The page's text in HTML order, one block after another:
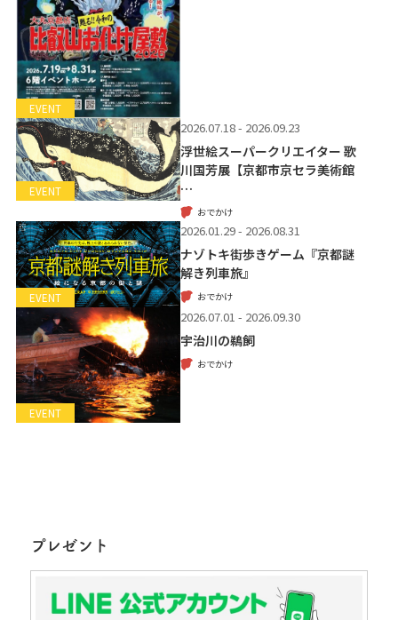
EVENT
EVENT
2026.07.18 - 2026.09.23
浮世絵スーパークリエイター 歌
川国芳展【京都市京セラ美術館
…
おでかけ
EVENT
2026.01.29 - 2026.08.31
ナゾトキ街歩きゲーム『京都謎
解き列車旅』
おでかけ
EVENT
2026.07.01 - 2026.09.30
宇治川の鵜飼
おでかけ
プレゼント